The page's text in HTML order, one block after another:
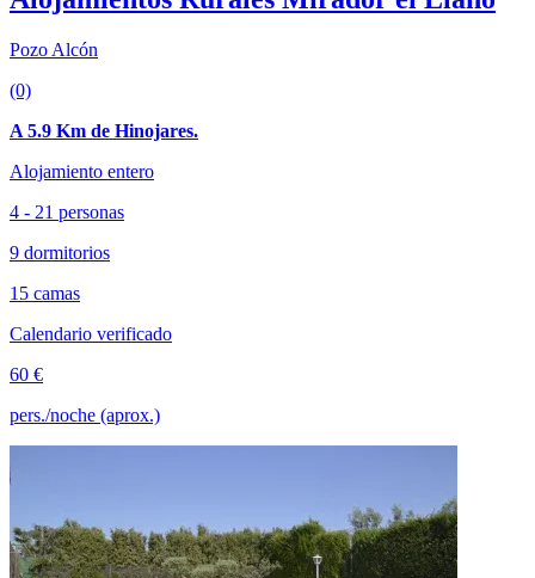
Pozo Alcón
(0)
A 5.9 Km de Hinojares.
Alojamiento entero
4 - 21 personas
9 dormitorios
15 camas
Calendario verificado
60 €
pers./noche (aprox.)